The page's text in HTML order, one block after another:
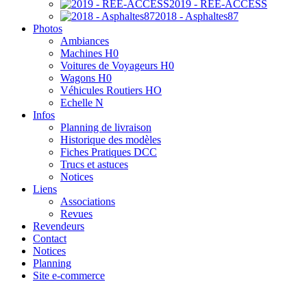
2019 - REE-ACCESS
2018 - Asphaltes87
Photos
Ambiances
Machines H0
Voitures de Voyageurs H0
Wagons H0
Véhicules Routiers HO
Echelle N
Infos
Planning de livraison
Historique des modèles
Fiches Pratiques DCC
Trucs et astuces
Notices
Liens
Associations
Revues
Revendeurs
Contact
Notices
Planning
Site e-commerce